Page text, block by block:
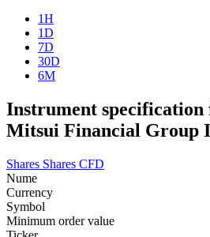
1H
1D
7D
30D
6M
Instrument specification
Mitsui Financial Group
Shares Shares CFD
Nume
Currency
Symbol
Minimum order value